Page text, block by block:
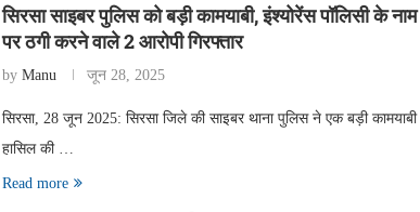
सिरसा साइबर पुलिस को बड़ी कामयाबी, इंश्योरेंस पॉलिसी के नाम
पर ठगी करने वाले 2 आरोपी गिरफ्तार
by Manu जून 28, 2025
सिरसा, 28 जून 2025: सिरसा जिले की साइबर थाना पुलिस ने एक बड़ी कामयाबी
हासिल की …
Read more